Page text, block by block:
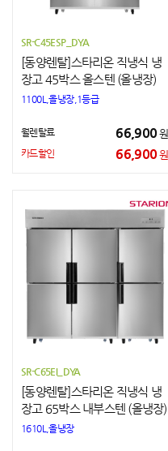
SR-C45ESP_DYA
[동양렌탈]스타리온 직냉식 냉
장고 45박스 올스텐 (올냉장)
1100L,올냉장,1등급
월렌탈료 66,900원
카드할인 66,900원
SR-C65EI_DYA
[동양렌탈]스타리온 직냉식 냉
장고 65박스 내부스텐 (올냉장)
1610L,올냉장